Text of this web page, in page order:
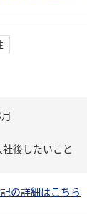
後したいこと
の詳細はこちら